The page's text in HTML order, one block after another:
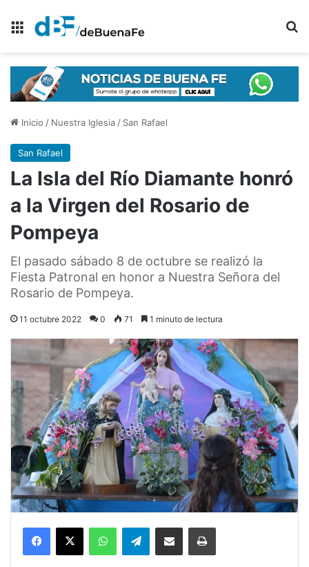
Menú
Inicio / Nuestra Iglesia/ San Rafael
San Rafael
La Isla del Río Diamante honró
a la Virgen del Rosario de
Pompeya
El pasado sábado 8 de octubre se realizó la
Fiesta Patronal en honor a Nuestra Señora del
Rosario de Pompeya.
11 octubre 2022 0 71 1 minuto de lectura
Telegram